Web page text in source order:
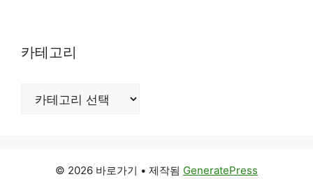
카테고리
© 2026 바로가기 • 제작됨 GeneratePress